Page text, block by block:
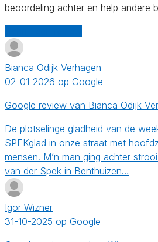
beoordeling achter en help andere
Bianca Odijk Verhagen
02-01-2026 op Google
Google review van Bianca Odijk
De plotselinge gladheid van de
SPEKglad in onze straat met
mensen. M’n man ging achter
van der Spek in Benthuizen…
Igor Wizner
31-10-2025 op Google